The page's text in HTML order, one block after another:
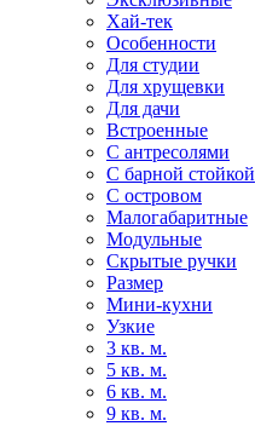
Хай-тек
Особенности
Для студии
Для хрущевки
Для дачи
Встроенные
С антресолями
С барной стойкой
С островом
Малогабаритные
Модульные
Скрытые ручки
Размер
Мини-кухни
Узкие
3 кв. м.
5 кв. м.
6 кв. м.
9 кв. м.